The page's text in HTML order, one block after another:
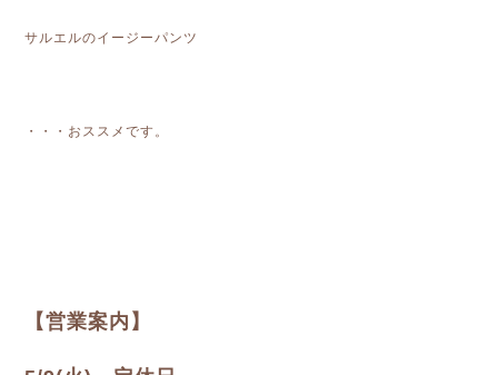
サルエルのイージーパンツ
・・・おススメです。
【営業案内】